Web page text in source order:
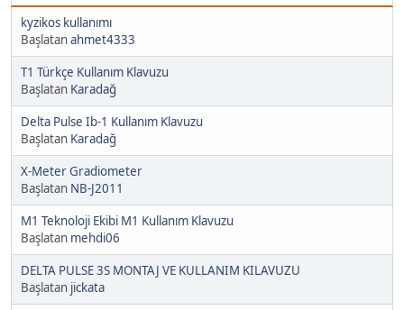
kyzikos kullanımı
Başlatanahmet4333
T1 Türkçe Kullanım Klavuzu
Başlatan Karadağ
Delta Pulse Ib-1 Kullanım Klavuzu
Başlatan Karadağ
X-Meter Gradiometer
Başlatan NB-J2011
M1 Teknoloji Ekibi M1 Kullanım Klavuzu
Başlatan mehdi06
DELTA PULSE 3S MONTAJ VE KULLANIM KILAVUZU
Başlatan jickata